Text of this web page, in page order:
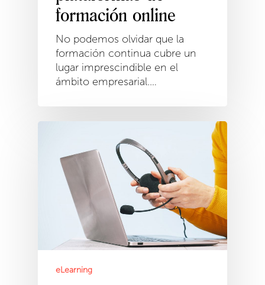
formación online
No podemos olvidar que la
formación continua cubre un
lugar imprescindible en el
ámbito empresarial.…
eLearning